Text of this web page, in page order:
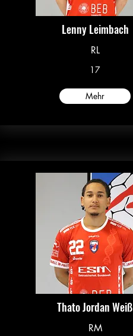
Lenny Leimbach
RL
17
Mehr
Thato Jordan Weiß
RM